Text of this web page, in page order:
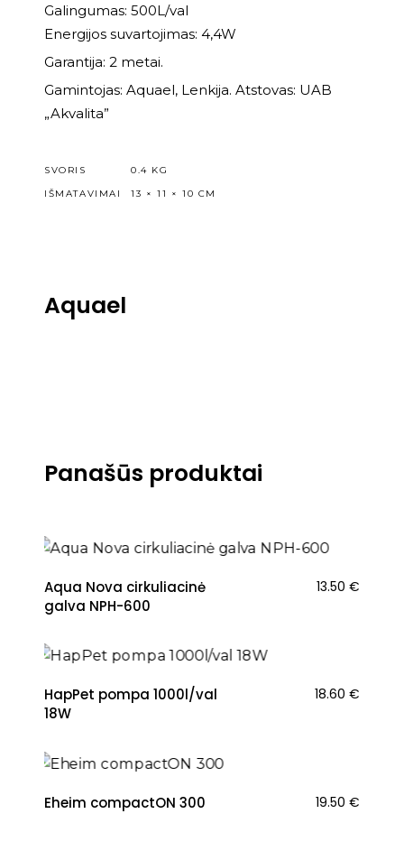
Galingumas: 500L/val
Energijos suvartojimas: 4,4W
Garantija: 2 metai.
Gamintojas: Aquael, Lenkija. Atstovas: UAB
„Akvalita”
SVORIS
0.4 KG
IŠMATAVIMAI
13 × 11 × 10 CM
Aquael
Panašūs produktai
Aqua Nova cirkuliacinė
galva NPH-600
13.50 €
HapPet pompa 1000l/val
18W
18.60 €
Eheim compactON 300 19.50 €